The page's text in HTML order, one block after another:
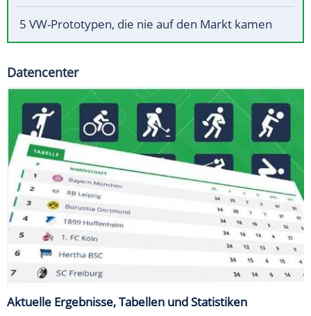
5 VW-Prototypen, die nie auf den Markt kamen
Datencenter
Aktuelle Ergebnisse, Tabellen und Statistiken